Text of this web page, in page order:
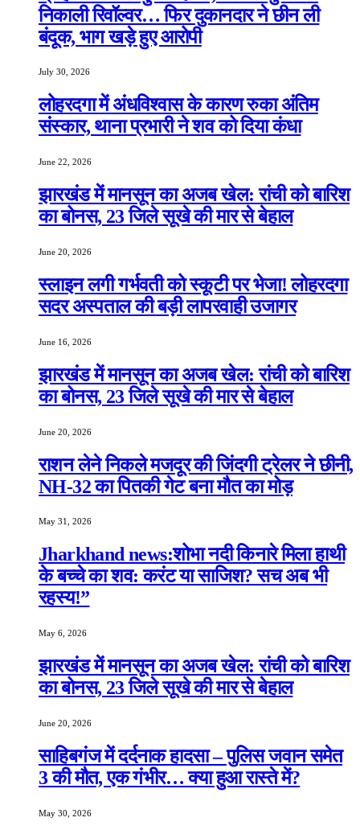
निकाली रिवॉल्वर… फिर दुकानदार ने छीन ली
बंदूक, भाग खड़े हुए आरोपी
July 30, 2026
लोहरदगा में अंधविश्वास के कारण रुका अंतिम
संस्कार, थाना प्रभारी ने शव को दिया कंधा
June 22, 2026
झारखंड में मानसून का अजब खेल: रांची को बारिश
का बोनस, 23 जिले सूखे की मार से बेहाल
June 20, 2026
स्लाइन लगी गर्भवती को स्कूटी पर भेजा! लोहरदगा
सदर अस्पताल की बड़ी लापरवाही उजागर
June 16, 2026
झारखंड में मानसून का अजब खेल: रांची को बारिश
का बोनस, 23 जिले सूखे की मार से बेहाल
June 20, 2026
राशन लेने निकले मजदूर की जिंदगी ट्रेलर ने छीनी,
NH-32 का पितकी गेट बना मौत का मोड़
May 31, 2026
Jharkhand news:शोभा नदी किनारे मिला हाथी
के बच्चे का शव: करंट या साजिश? सच अब भी
रहस्य!”
May 6, 2026
झारखंड में मानसून का अजब खेल: रांची को बारिश
का बोनस, 23 जिले सूखे की मार से बेहाल
June 20, 2026
साहिबगंज में दर्दनाक हादसा – पुलिस जवान समेत
3 की मौत, एक गंभीर… क्या हुआ रास्ते में?
May 30, 2026